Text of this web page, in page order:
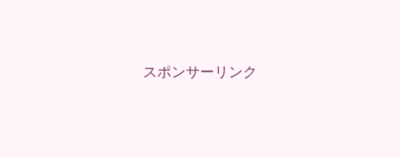
スポンサーリンク